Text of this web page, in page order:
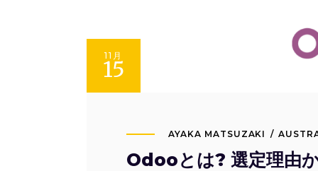
11月
15
AYAKA MATSUZAKI
Odooとは? 選定理由